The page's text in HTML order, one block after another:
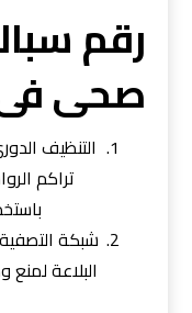
رقم
صحى
التنظيف
تراكم
شبكة
البلاعة